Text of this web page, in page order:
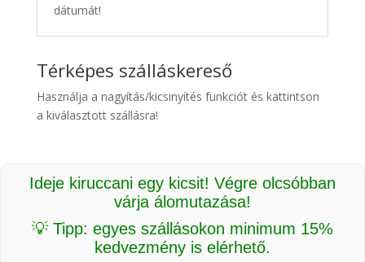
dátumát!
Térképes szálláskereső
Használja a nagyítás/kicsinyítés funkciót és kattintson
a kiválasztott szállásra!
Ideje kiruccani egy kicsit! Végre olcsóbban
várja álomutazása!
💡 Tipp: egyes szállásokon minimum 15%
kedvezmény is elérhető.